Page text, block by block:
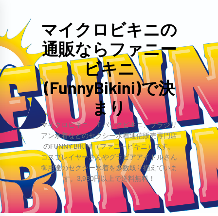
テ
ン
ツ
へ
ッ
プ
マイクロビキニの
通販ならファニー
ビキニ
(FunnyBikini)で決
まり
マイクロビキニ、Ｔバックビキニ、ブラジリ
アン水着などのセクシー水着通信販売専門店
のFUNNY BIKINI（ファニービキニ）です。
コスプレイヤーさんやグラビアアイドルさん
御用達のセクシー水着を多数取り揃えていま
す。3,980円以上で送料無料！